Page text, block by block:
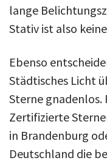
lange
Stativ ist also
Ebenso
Städtisches Licht
Sterne gnadenlos.
Zertifizierte
in Brandenburg
Deutschland die